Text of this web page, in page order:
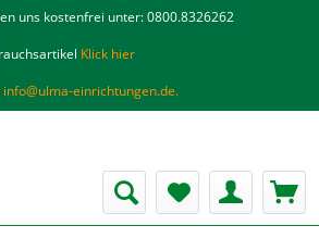
uns kostenfrei unter: 0800.8326262
Klick hier
info@ulma-einrichtungen.de.